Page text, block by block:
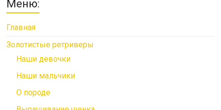
Меню:
Главная
Золотистые ретриверы
Наши девочки
Наши мальчики
О породе